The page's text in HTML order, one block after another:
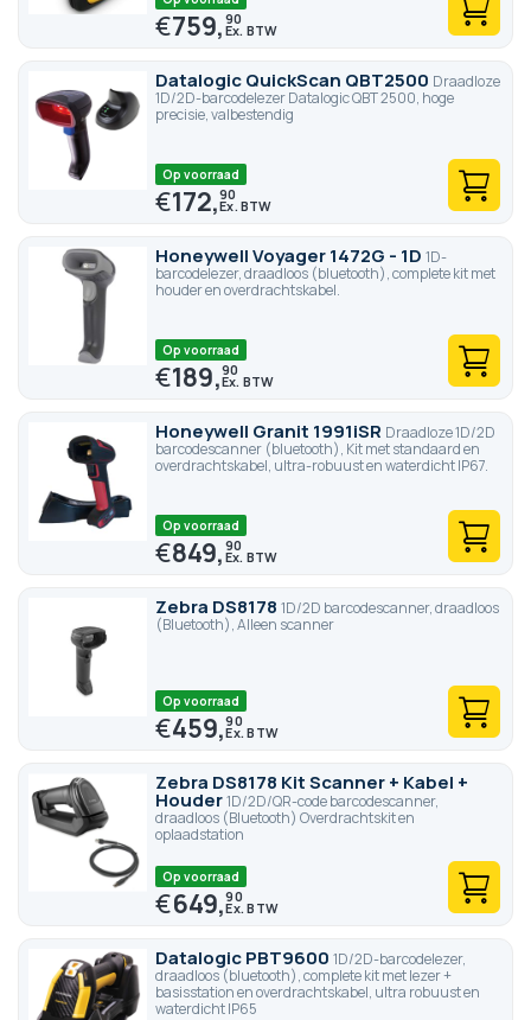
€759,90
Datalogic QuickScan QBT2500 Draadloze
1D/2D-barcodelezer Datalogic QBT 2500, hoge
precisie, valbestendig
Op voorraad
€172,90
Honeywell Voyager 1472G - 1D 1D-
barcodelezer, draadloos (bluetooth), complete kit met
houder en overdrachtskabel.
Op voorraad
€189,90
Honeywell Granit 1991iSR Draadloze 1D/2D
barcodescanner (bluetooth), Kit met standaard en
overdrachtskabel, ultra-robuust en waterdicht IP67.
Op voorraad
€849,90
Zebra DS8178 1D/2D barcodescanner, draadloos
(Bluetooth), Alleen scanner
Op voorraad
€459,90
Zebra DS8178 Kit Scanner + Kabel +
Houder1D/2D/QR-code barcodescanner,
draadloos (Bluetooth) Overdrachtskit en
oplaadstation
Op voorraad
€649,90
Datalogic PBT9600 1D/2D-barcodelezer,
draadloos (bluetooth), complete kit met lezer +
basisstation en overdrachtskabel, ultra robuust en
waterdicht IP65